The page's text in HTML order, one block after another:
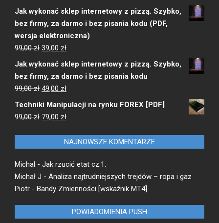
cena
wynosiła:
1999,00 zł.
cena
wynosi:
799,00 zł.
Jak wykonać sklep internetowy z pizzą. Szybko,
bez firmy, za darmo i bez pisania kodu (PDF,
wersja elektroniczna)
99,00zł Pierwotna
cena
wynosiła:
99,00 zł.
39,00 złAktualna
cena
wynosi:
Jak wykonać sklep internetowy z pizzą. Szybko,
bez firmy, za darmo i bez pisania kodu
99,00zł Pierwotna
cena
wynosiła:
49,00 złAktualna
cena
Techniki Manipulacji na rynku FOREX [PDF]
99,00zł Pierwotna
wynosiła:
79,00 złAktualna
wynosi:
NAJNOWSZE KOMENTARZE
Michal - Jak rzucić etat cz.1.
Michał J - Analiza najtrudniejszych trejdów – ropa i gaz
Piotr - Bandy Zmienności [wskaźnik MT4]
POWIADOMIENIA PUSH